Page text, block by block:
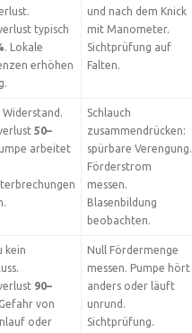
typisch
. Lokale
erhöhen
und nach dem Knick
mit Manometer.
Sichtprüfung auf
Falten.
Widerstand.
50–
arbeitet
Schlauch
zusammendrücken:
spürbare Verengung.
Förderstrom
messen.
Blasenbildung
beobachten.
kein
90–
von
oder
Null Fördermenge
messen. Pumpe hört
anders oder läuft
unrund.
Sichtprüfung.